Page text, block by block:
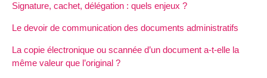
Signature, cachet, délégation : quels enjeux ?
Le devoir de communication des documents administratifs
La copie électronique ou scannée d’un document a-t-elle la
même valeur que l’original ?